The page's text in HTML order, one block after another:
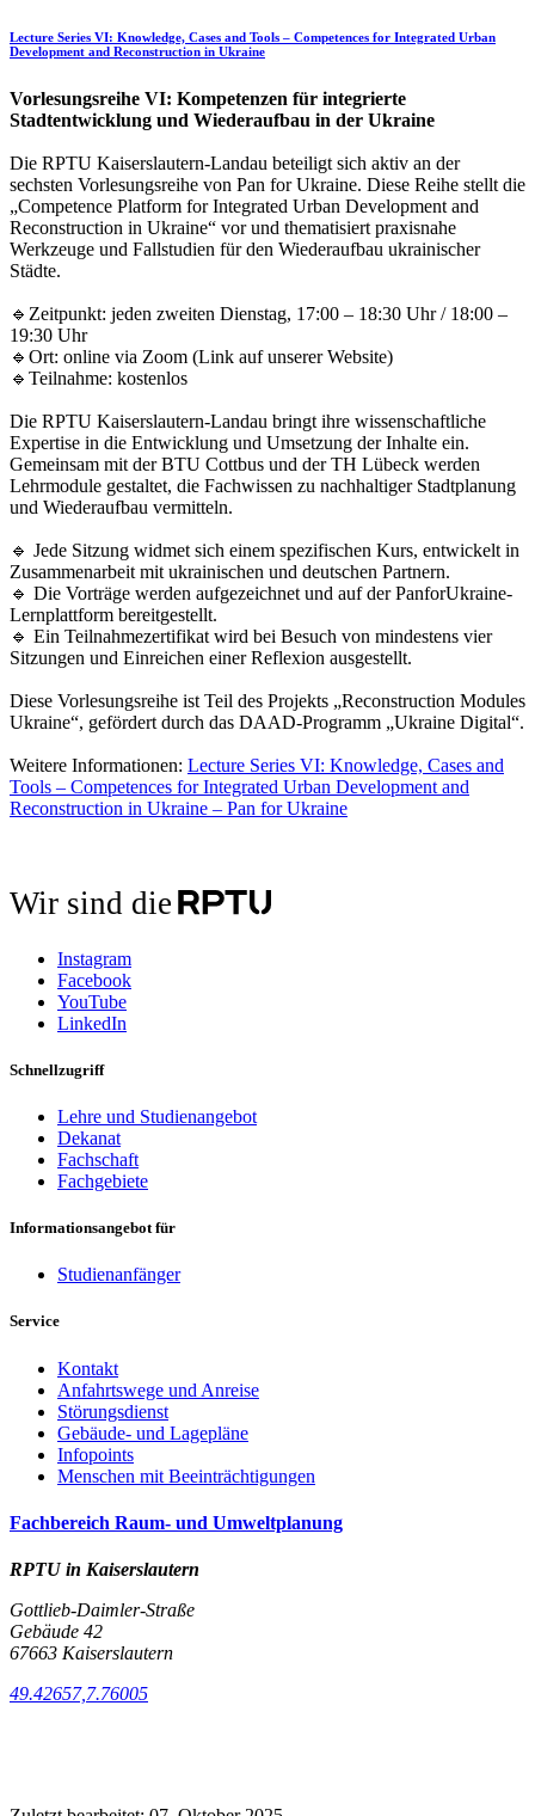
Lecture Series VI: Knowledge, Cases and Tools – Competences for Integrated Urban
Development and Reconstruction in Ukraine
Vorlesungsreihe VI: Kompetenzen für integrierte
Stadtentwicklung und Wiederaufbau in der Ukraine
Die RPTU Kaiserslautern-Landau beteiligt sich aktiv an der
sechsten Vorlesungsreihe von Pan for Ukraine. Diese Reihe stellt die
„Competence Platform for Integrated Urban Development and
Reconstruction in Ukraine“ vor und thematisiert praxisnahe
Werkzeuge und Fallstudien für den Wiederaufbau ukrainischer
Städte.
🔹Zeitpunkt: jeden zweiten Dienstag, 17:00 – 18:30 Uhr / 18:00 –
19:30 Uhr
🔹Ort: online via Zoom (Link auf unserer Website)
🔹Teilnahme: kostenlos
Die RPTU Kaiserslautern-Landau bringt ihre wissenschaftliche
Expertise in die Entwicklung und Umsetzung der Inhalte ein.
Gemeinsam mit der BTU Cottbus und der TH Lübeck werden
Lehrmodule gestaltet, die Fachwissen zu nachhaltiger Stadtplanung
und Wiederaufbau vermitteln.
🔹 Jede Sitzung widmet sich einem spezifischen Kurs, entwickelt in
Zusammenarbeit mit ukrainischen und deutschen Partnern.
🔹 Die Vorträge werden aufgezeichnet und auf der PanforUkraine-
Lernplattform bereitgestellt.
🔹 Ein Teilnahmezertifikat wird bei Besuch von mindestens vier
Sitzungen und Einreichen einer Reflexion ausgestellt.
Diese Vorlesungsreihe ist Teil des Projekts „Reconstruction Modules
Ukraine“, gefördert durch das DAAD-Programm „Ukraine Digital“.
Weitere Informationen: Lecture Series VI: Knowledge, Cases and
Tools – Competences for Integrated Urban Development and
Reconstruction in Ukraine – Pan for Ukraine
Wir sind die
Instagram
Facebook
YouTube
LinkedIn
Schnellzugriff
Lehre und Studienangebot
Dekanat
Fachschaft
Fachgebiete
Informationsangebot für
Studienanfänger
Service
Kontakt
Anfahrtswege und Anreise
Störungsdienst
Gebäude- und Lagepläne
Infopoints
Menschen mit Beeinträchtigungen
Fachbereich Raum- und Umweltplanung
RPTU in Kaiserslautern
Gottlieb-Daimler-Straße
Gebäude 42
67663 Kaiserslautern
49.42657,7.76005